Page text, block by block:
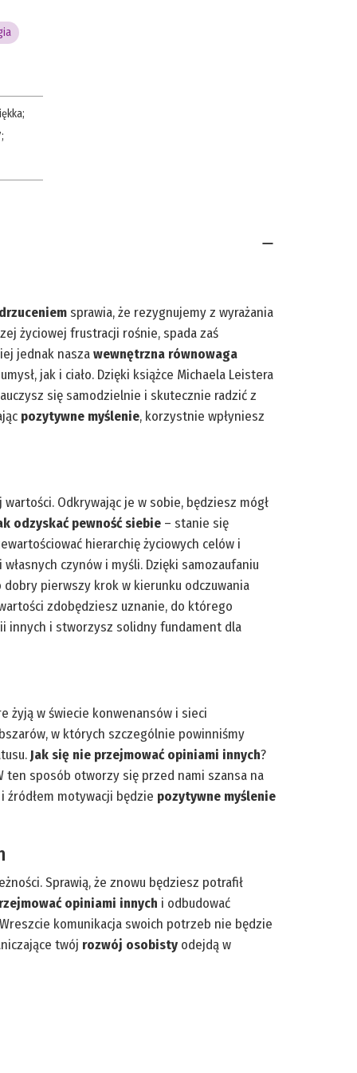
;
;
sprawia, że rezygnujemy z wyrażania
życiowej frustracji rośnie, spada zaś
jednak naszawewnętrzna równowaga
jak i ciało. Dzięki książce Michaela Leistera
się samodzielnie i skutecznie radzić z
pozytywne myślenie, korzystnie wpłyniesz
Odkrywając je w sobie, będziesz mógł
odzyskać pewność siebie – stanie się
hierarchię życiowych celów i
czynów i myśli. Dzięki samozaufaniu
pierwszy krok w kierunku odczuwania
zdobędziesz uznanie, do którego
innych i stworzysz solidny fundament dla
żyją w świecie konwenansów i sieci
w których szczególnie powinniśmy
Jak się nie przejmować opiniami innych?
ten sposób otworzy się przed nami szansa na
źródłem motywacji będzie pozytywne myślenie
Sprawią, że znowu będziesz potrafił
opiniami innych i odbudować
komunikacja swoich potrzeb nie będzie
twój rozwój osobisty odejdą w